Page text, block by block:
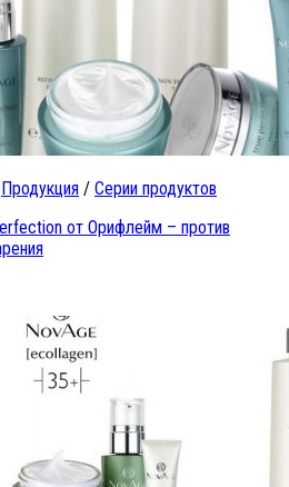
Продукция / Серии продуктов
от Орифлейм – против